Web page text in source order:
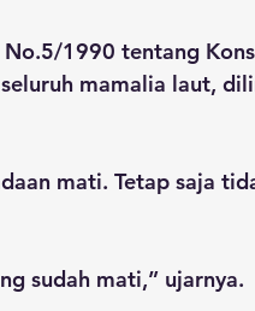
1990 tentang
mamalia laut,
mati. Tetap saja
sudah mati,” ujarnya.